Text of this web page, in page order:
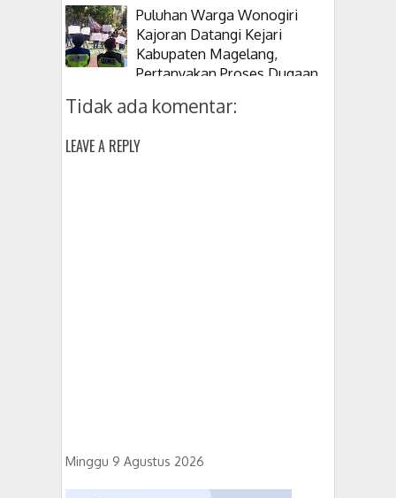
Puluhan Warga Wonogiri
Kajoran Datangi Kejari
Kabupaten Magelang,
Pertanyakan Proses Dugaan
Tidak ada komentar:
LEAVE A REPLY
Minggu 9 Agustus 2026